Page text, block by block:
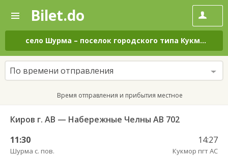
—
Поиск
и
покупка
билетов
на
автобус
онлайн
Bilet.do
село Шурма – поселок городского типа Кукмор
По времени отправления
Время отправления и прибытия местное
Киров г. АВ — Набережные Челны АВ 702
11:30
Шурма с. пов.
14:27
Кукмор пгт АС